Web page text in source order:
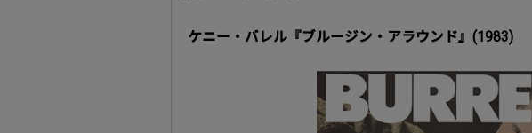
ケニー・バレル『ブルージン・アラウンド』(1983)